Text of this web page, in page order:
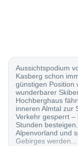
Aussichtspodium
Kasberg schon
günstigen Position
wunderbarer
Hochberghaus
inneren Almtal zur
Verkehr gesperrt
Stunden
Alpenvorland und
Gebirges werden...